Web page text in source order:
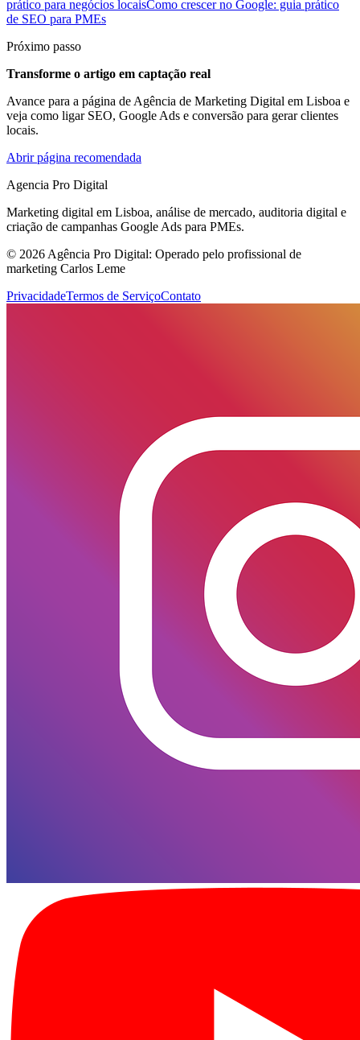
prático para negócios locaisComo crescer no Google: guia prático
de SEO para PMEs
Próximo passo
Transforme o artigo em captação real
Avance para a página de Agência de Marketing Digital em Lisboa e
veja como ligar SEO, Google Ads e conversão para gerar clientes
locais.
Abrir página recomendada
Agencia Pro Digital
Marketing digital em Lisboa, análise de mercado, auditoria digital e
criação de campanhas Google Ads para PMEs.
© 2026 Agência Pro Digital: Operado pelo profissional de
marketing Carlos Leme
PrivacidadeTermos de ServiçoContato